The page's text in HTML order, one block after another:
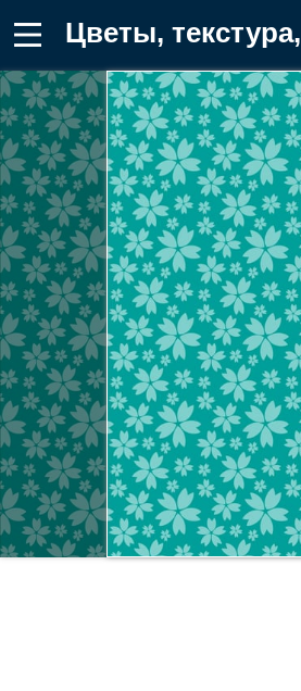
Цветы, текстура, узор Фотография